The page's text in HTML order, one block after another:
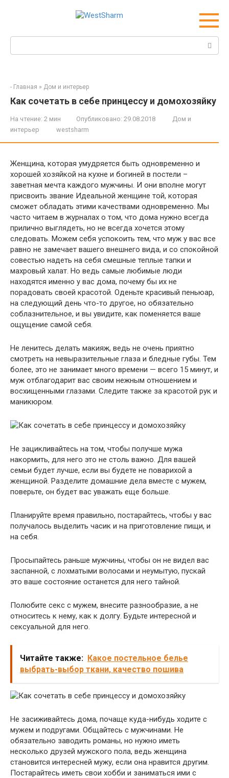
- Главная » Дом и интерьер
Как сочетать в себе принцессу и домохозяйку
На чтение: 2 мин Опубликовано: 29.08.2018
Дом и
интерьер
westsharm
Женщина, которая умудряется быть одновременно и
хорошей хозяйкой на кухне и богиней в постели –
заветная мечта каждого мужчины. И они вполне могут
присвоить звание Идеальной женщине той, которая
сможет обладать этими качествами одновременно. Мы
часто читаем в журналах о том, что дома нужно всегда
прилично выглядеть, но не всегда хочется этому
следовать. Можем себя успокоить тем, что муж у вас все
равно не замечает вашего внешнего вида, и со спокойной
совестью надеть на себя смешные теплые тапки и
махровый халат. Но ведь самые любимые люди
находятся именно у вас дома, почему бы их не
порадовать своей красотой. Оденьте красивый пеньюар,
на следующий день что-то другое, но обязательно
соблазнительное, и вы увидите, как поменяется ваше
ощущение самой себя.
Не ленитесь делать макияж, ведь не очень приятно
смотреть на невыразительные глаза и бледные губы. Тем
более, это не занимает много времени — всего 15 минут, и
муж отблагодарит вас своим нежным отношением и
восхищенными глазами. Следите также за красотой рук и
маникюром.
Не зацикливайтесь на том, чтобы получше мужа
накормить, для него это не столь важно. Для вашей
семьи будет лучше, если вы будете не поварихой а
женщиной. Разделите домашние дела вместе с мужем,
поверьте, он будет вас уважать еще больше.
Планируйте время правильно, постарайтесь, чтобы у вас
получалось выделить часик и на приготовление пищи, и
на себя.
Просыпайтесь раньше мужчины, чтобы он не видел вас
заспанной, с лохматыми волосами и неумытую, пускай
это ваше состояние останется для него тайной.
Полюбите секс с мужем, внесите разнообразие, а не
относитесь к нему, как к долгу. Будьте интересной и
сексуальной для него.
Читайте также: Какое постельное белье
выбрать-выбор ткани, качество пошива
Не засиживайтесь дома, почаще куда-нибудь ходите с
мужем и подругами. Общайтесь с мужчинами. Не
обязательно заводить романы, но нужно иметь
несколько друзей мужского пола, ведь женщина
становится интересней мужу, если она нравится другим.
Постарайтесь иметь свои хобби и заниматься ими с